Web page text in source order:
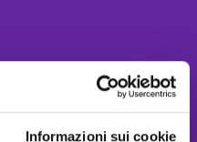
Informazioni sui cookie